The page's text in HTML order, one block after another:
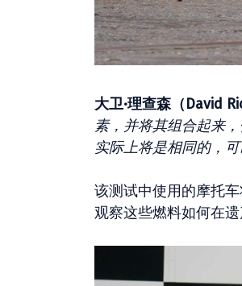
大卫·理查森（David
素，并将其组合起来
实际上将是相同的，
该测试中使用的摩托
观察这些燃料如何在